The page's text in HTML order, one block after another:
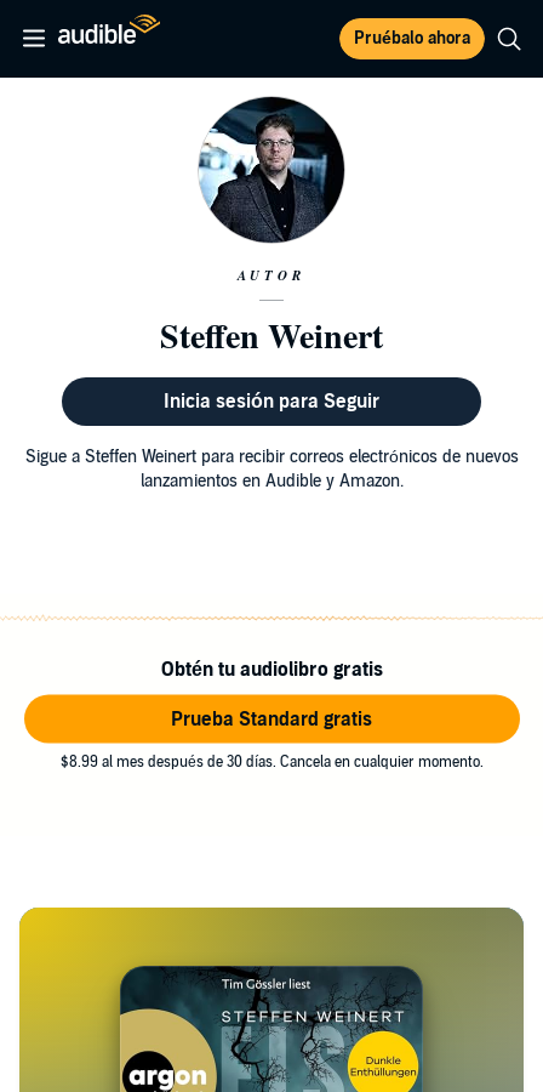
Pruébalo ahora
AUTOR
Steffen Weinert
Inicia sesión para Seguir
Sigue a Steffen Weinert para recibir correos electrónicos de nuevos
lanzamientos en Audible y Amazon.
Obtén tu audiolibro gratis
Prueba Standard gratis
$8.99 al mes después de 30 días. Cancela en cualquier momento.